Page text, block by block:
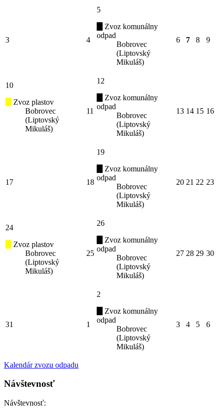
3 4
5
Zvoz komunálny
odpad
Bobrovec
(Liptovský
Mikuláš)
6 7 8 9
10
Zvoz plastov
Bobrovec
(Liptovský
Mikuláš)
11
12
Zvoz komunálny
odpad
Bobrovec
(Liptovský
Mikuláš)
13 14 15 16
17 18
19
Zvoz komunálny
odpad
Bobrovec
(Liptovský
Mikuláš)
20 21 22 23
24
Zvoz plastov
Bobrovec
(Liptovský
Mikuláš)
25
26
Zvoz komunálny
odpad
Bobrovec
(Liptovský
Mikuláš)
27 28 29 30
31 1
2
Zvoz komunálny
odpad
Bobrovec
(Liptovský
Mikuláš)
3 4 5 6
Kalendár zvozu odpadu
Návštevnosť
Návštevnosť: